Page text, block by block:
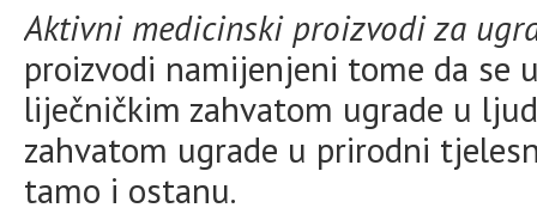
Aktivni medicinski proizvodi za
proizvodi namijenjeni tome da
liječničkim zahvatom ugrade u
zahvatom ugrade u prirodni
tamo i ostanu.